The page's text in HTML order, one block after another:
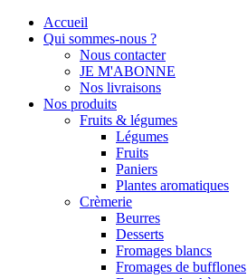
Accueil
Qui sommes-nous ?
Nous contacter
JE M'ABONNE
Nos livraisons
Nos produits
Fruits & légumes
Légumes
Fruits
Paniers
Plantes aromatiques
Crèmerie
Beurres
Desserts
Fromages blancs
Fromages de bufflones